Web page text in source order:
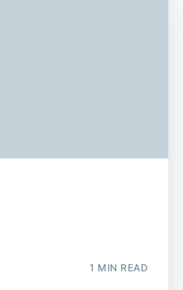
1 MIN READ